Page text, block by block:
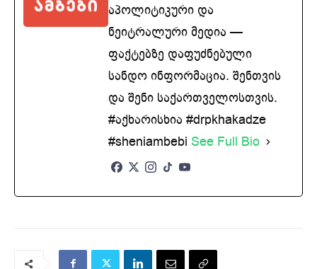
აპოლიტიკური და
ნეიტრალური მედია —
ფაქტებზე დაფუძნებული
სანდო ინფორმაცია. შენთვის
და შენი საქართველოსთვის.
#აქხარისხია #drpkhakadze
#sheniambebi See Full Bio